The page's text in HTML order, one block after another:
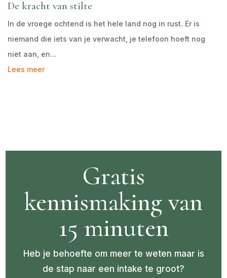
De kracht van stilte
In de vroege ochtend is het hele land nog in rust. Er is
niemand die iets van je verwacht, je telefoon hoeft nog
niet aan, en...
Lees meer
Gratis
kennismaking van
15 minuten
Heb je behoefte om meer te weten maar is
de stap naar een intake te groot?